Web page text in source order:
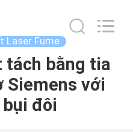
Laser Fume
tách bằng tia
Siemens với
đôi